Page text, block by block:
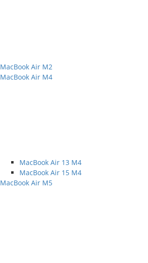
MacBook Air M2
MacBook Air M4
MacBook Air 13 M4
MacBook Air 15 M4
MacBook Air M5